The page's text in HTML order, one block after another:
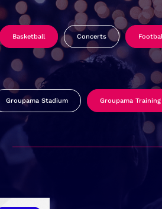
Basketball Concerts
Groupama Stadium Groupama